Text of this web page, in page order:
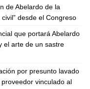
de Abelardo de la
desde el Congreso
que portará Abelardo
el arte de un sastre
por presunto lavado
vinculado al